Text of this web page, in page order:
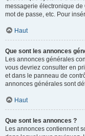
messagerie électronique de
mot de passe, etc. Pour
Haut
Que sont les annonces
Les annonces générales
vous devriez consulter en
et dans le panneau de
annonces générales sont
Haut
Que sont les annonces ?
Les annonces contiennent